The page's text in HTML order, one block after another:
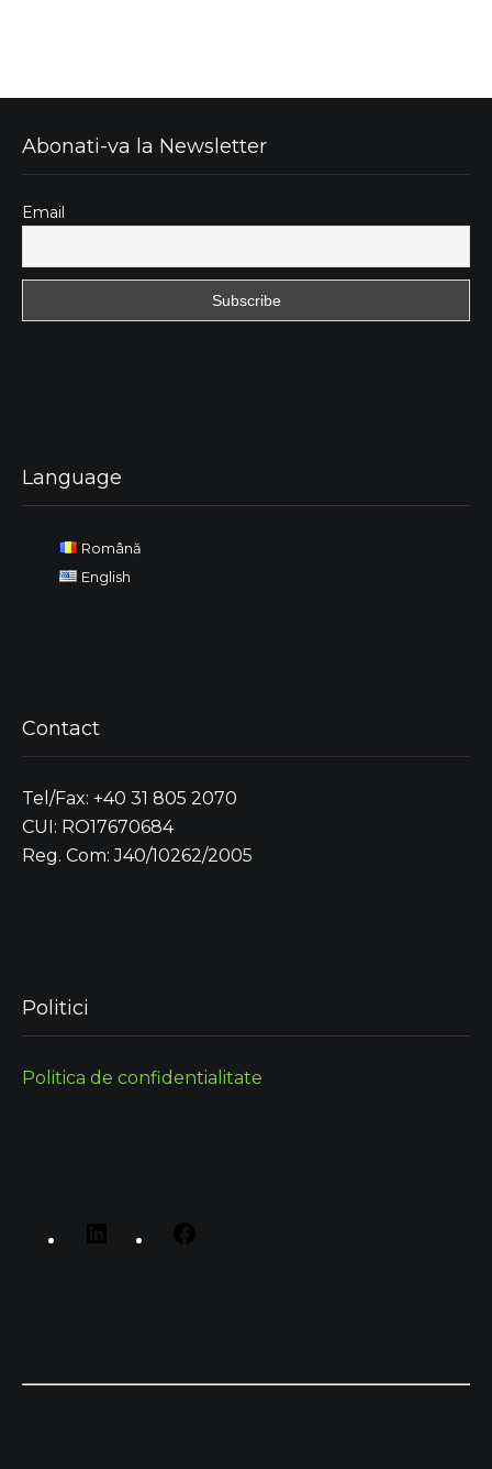
Abonati-va la Newsletter
Email
Language
Română
English
Contact
Tel/Fax: +40 31 805 2070
CUI: RO17670684
Reg. Com: J40/10262/2005
Politici
Politica de confidentialitate